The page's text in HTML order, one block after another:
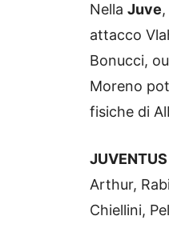
Nella Juve
attacco
Bonucci,
Moreno
fisiche di
Arthur,
Chiellini,